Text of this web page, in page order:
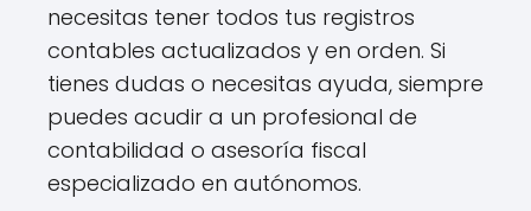
necesitas tener todos tus registros
contables actualizados y en orden. Si
tienes dudas o necesitas ayuda, siempre
puedes acudir a un profesional de
contabilidad o asesoría fiscal
especializado en autónomos.